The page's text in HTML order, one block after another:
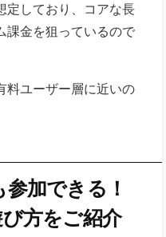
定しており、コアな長
課金を狙っているので
料ユーザー層に近いの
加できる！
方をご紹介